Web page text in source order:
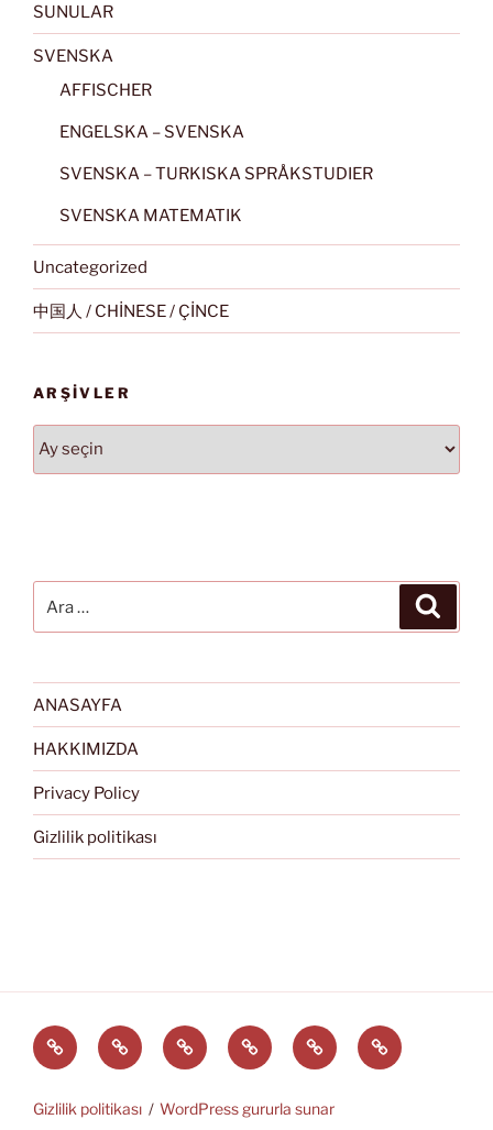
SUNULAR
SVENSKA
AFFISCHER
ENGELSKA – SVENSKA
SVENSKA – TURKISKA SPRÅKSTUDIER
SVENSKA MATEMATIK
Uncategorized
中国人 / CHİNESE / ÇİNCE
ARŞIVLER
Arşivler
ANASAYFA
HAKKIMIZDA
Privacy Policy
Gizlilik politikası
Türkçe English Svenskaالعربية
中
文
EĞİTİM
ARAÇLARI
Gizlilik politikası WordPress gururla sunar